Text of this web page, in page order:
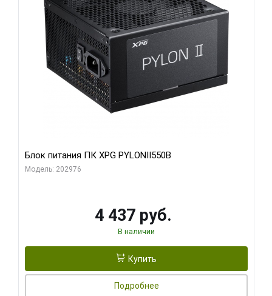
Блок питания ПК XPG PYLONII550B
Модель: 202976
4 437 руб.
В наличии
Купить
Подробнее